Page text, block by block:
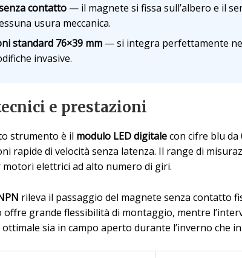
contatto— il magnete si fissa sull’albero e il
usura meccanica.
standard 76×39 mm— si integra perfettamente
invasive.
e prestazioni
strumento è il modulo LED digitalecon cifre blu da
rapide di velocità senza latenza. Il range di
motori elettrici ad alto numero di giri.
rileva il passaggio del magnete senza contatto
offre grande flessibilità di montaggio, mentre
sia in campo aperto durante l’inverno che